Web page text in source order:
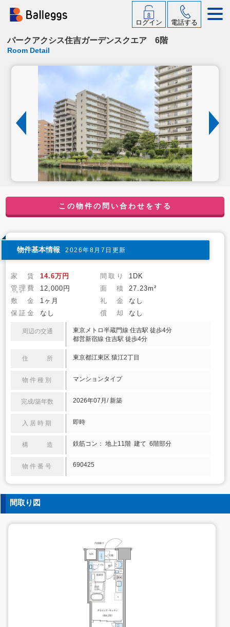
ログイン 電話する
パークアクシス住吉ガーデンスクエア 6階
Room Detail
この物件の問い合わせをする
物件基本情報 2026年8月7日更新
家 賃 14.6万円 間取り
1DK
管理費
(共益費) 12,000円 面 積
27.23m²
敷 金
1ヶ月 礼 金
なし
保証金
なし 償 却 なし
周辺の交通
東京メトロ半蔵門線 住吉駅 徒歩4分
都営新宿線 住吉駅 徒歩4分
住 所 東京都江東区 猿江2丁目
物件種別 マンションタイプ
完成/築年数 2026年07月/ 新築
入居時期 即時
構 造 鉄筋コン： 地上11階 建て 6階部分
物件番号 690425
間取り図